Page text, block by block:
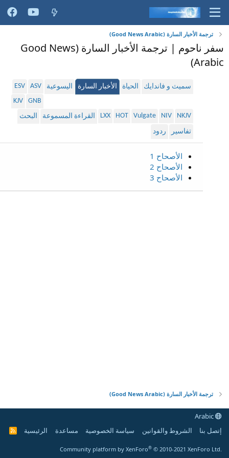
ترجمة الأخبار السارة (Good News Arabic)
سفر ناحوم | ترجمة الأخبار السارة (Good News
Arabic)
سميث و فاندايك الحياة الأخبار السارة اليسوعية ASV
ESV
GNB
KJV
NKJV
NIV
Vulgate
HOT
LXX القراءة المسموعة
البحث
تفاسير
ردود
الأصحاح 1
الأصحاح 2
الأصحاح 3
ترجمة الأخبار السارة (Good News Arabic)
إتصل بنا
الشروط والقوانين سياسة الخصوصية مساعدة الرئيسية
R
Community platform by XenForo® © 2010-2021 XenForo Ltd.